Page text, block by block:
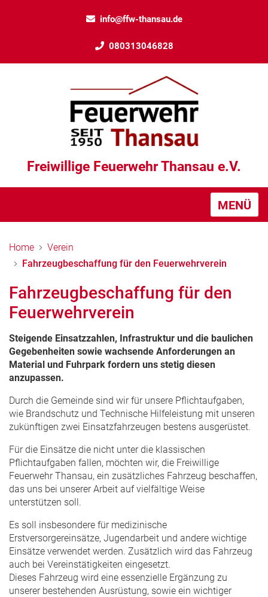
info@ffw-thansau.de
080313046828
Freiwillige Feuerwehr Thansau e.V.
MENÜ
Home
Verein
Fahrzeugbeschaffung für den Feuerwehrverein
Fahrzeugbeschaffung für den
Feuerwehrverein
Steigende Einsatzzahlen, Infrastruktur und die baulichen
Gegebenheiten sowie wachsende Anforderungen an
Material und Fuhrpark fordern uns stetig diesen
anzupassen.
Durch die Gemeinde sind wir für unsere Pflichtaufgaben,
wie Brandschutz und Technische Hilfeleistung mit unseren
zukünftigen zwei Einsatzfahrzeugen bestens ausgerüstet.
Für die Einsätze die nicht unter die klassischen
Pflichtaufgaben fallen, möchten wir, die Freiwillige
Feuerwehr Thansau, ein zusätzliches Fahrzeug beschaffen,
das uns bei unserer Arbeit auf vielfältige Weise
unterstützen soll.
Es soll insbesondere für medizinische
Erstversorgereinsätze, Jugendarbeit und andere wichtige
Einsätze verwendet werden. Zusätzlich wird das Fahrzeug
auch bei Vereinstätigkeiten eingesetzt.
Dieses Fahrzeug wird eine essenzielle Ergänzung zu
unserer bestehenden Ausrüstung, sowie ein wichtiger